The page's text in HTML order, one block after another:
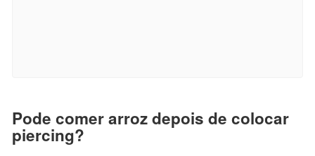
Pode comer arroz depois de colocar
piercing?